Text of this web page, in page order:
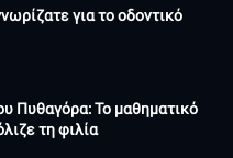
για το οδοντικό
Πυθαγόρα: Το μαθηματικό
τη φιλία